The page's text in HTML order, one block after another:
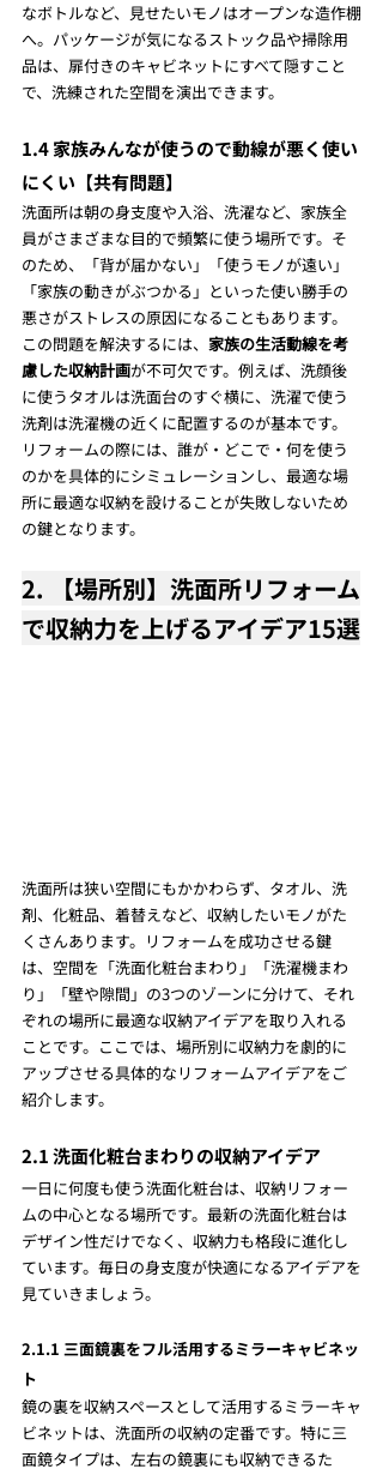
なボトルなど、見せたいモノはオープンな造作棚
へ。パッケージが気になるストック品や掃除用
品は、扉付きのキャビネットにすべて隠すこと
で、洗練された空間を演出できます。
1.4 家族みんなが使うので動線が悪く使い
にくい【共有問題】
洗面所は朝の身支度や入浴、洗濯など、家族全
員がさまざまな目的で頻繁に使う場所です。そ
のため、「背が届かない」「使うモノが遠い」
「家族の動きがぶつかる」といった使い勝手の
悪さがストレスの原因になることもあります。
この問題を解決するには、 家族の生活動線を考
慮した収納計画が不可欠です。例えば、洗顔後
に使うタオルは洗面台のすぐ横に、洗濯で使う
洗剤は洗濯機の近くに配置するのが基本です。
リフォームの際には、誰が・どこで・何を使う
のかを具体的にシミュレーションし、最適な場
所に最適な収納を設けることが失敗しないため
の鍵となります。
2. 【場所別】洗面所リフォーム
で収納力を上げるアイデア15選
洗面所は狭い空間にもかかわらず、タオル、洗
剤、化粧品、着替えなど、収納したいモノがた
くさんあります。リフォームを成功させる鍵
は、空間を「洗面化粧台まわり」「洗濯機まわ
り」「壁や隙間」の3つのゾーンに分けて、それ
ぞれの場所に最適な収納アイデアを取り入れる
ことです。ここでは、場所別に収納力を劇的に
アップさせる具体的なリフォームアイデアをご
紹介します。
2.1 洗面化粧台まわりの収納アイデア
一日に何度も使う洗面化粧台は、収納リフォー
ムの中心となる場所です。最新の洗面化粧台は
デザイン性だけでなく、収納力も格段に進化し
ています。毎日の身支度が快適になるアイデアを
見ていきましょう。
2.1.1 三面鏡裏をフル活用するミラーキャビネッ
ト
鏡の裏を収納スペースとして活用するミラーキャ
ビネットは、洗面所の収納の定番です。特に三
面鏡タイプは、左右の鏡裏にも収納できるた